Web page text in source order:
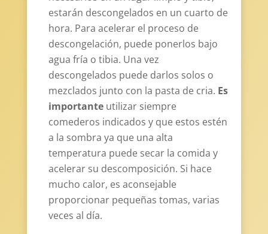
estarán descongelados en un cuarto de
hora. Para acelerar el proceso de
descongelación, puede ponerlos bajo
agua fría o tibia. Una vez
descongelados puede darlos solos o
mezclados junto con la pasta de cria. Es
importanteutilizar siempre
comederos indicados y que estos estén
a la sombra ya que una alta
temperatura puede secar la comida y
acelerar su descomposición. Si hace
mucho calor, es aconsejable
proporcionar pequeñas tomas, varias
veces al día.